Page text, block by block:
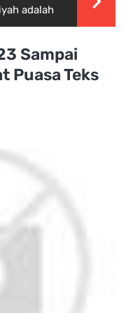
adalah
Sampai
Puasa Teks